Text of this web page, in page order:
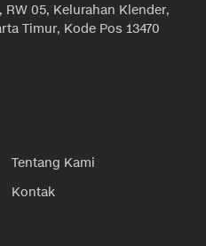
RW 05, Kelurahan Klender,
Timur, Kode Pos 13470
Tentang Kami
Kontak